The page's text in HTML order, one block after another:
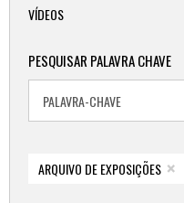
VÍDEOS
PESQUISAR PALAVRA CHAVE
ARQUIVO DE EXPOSIÇÕES ×